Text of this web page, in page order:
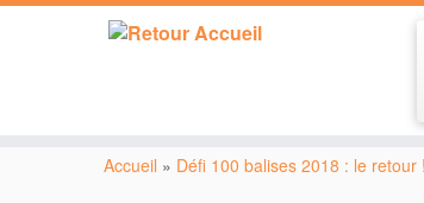
Accueil » Défi 100 balises 2018 : le